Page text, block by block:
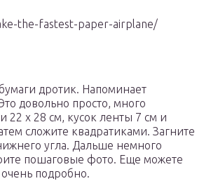
the-fastest-paper-airplane/
дротик. Напоминает
довольно просто, много
22 х 28 см, кусок ленты 7 см и
сложите квадратиками. Загните
угла. Дальше немного
пошаговые фото. Еще можете
подробно.